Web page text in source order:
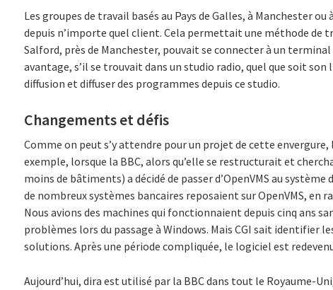
Les groupes de travail basés au Pays de Galles, à Manchester
depuis n’importe quel client. Cela permettait une méthode de
Salford, près de Manchester, pouvait se connecter à un terminal
avantage, s’il se trouvait dans un studio radio, quel que soit
diffusion et diffuser des programmes depuis ce studio.
Changements et défis
Comme on peut s’y attendre pour un projet de cette
exemple, lorsque la BBC, alors qu’elle se restructurait et
moins de bâtiments) a décidé de passer d’OpenVMS au
de nombreux systèmes bancaires reposaient sur OpenVMS,
Nous avions des machines qui fonctionnaient depuis cinq ans
problèmes lors du passage à Windows. Mais CGI sait identifier
solutions. Après une période compliquée, le logiciel est
Aujourd’hui, dira est utilisé par la BBC dans tout le Royaume-